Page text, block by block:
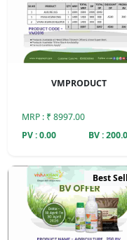
VMPRODUCT
MRP : ₹ 8997.00
PV : 0.00
BV :
Best